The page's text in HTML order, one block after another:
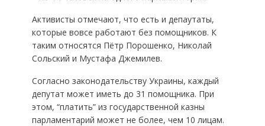
Активисты отмечают, что есть и депаутаты,
которые вовсе работают без помощников. К
таким относятся Пётр Порошенко, Николай
Сольский и Мустафа Джемилев.
Согласно законодательству Украины, каждый
депутат может иметь до 31 помощника. При
этом, “платить” из государственной казны
парламентарий может не более, чем 10 лицам.